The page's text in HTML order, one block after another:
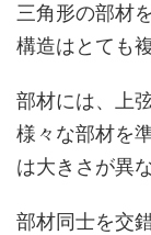
三角形の部材
構造はとても
部材には、上
様々な部材を
は大きさが異
部材同士を交